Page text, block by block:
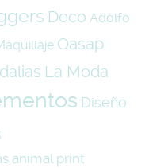
Deco Adolfo
Oasap
La Moda
Diseño
animal print